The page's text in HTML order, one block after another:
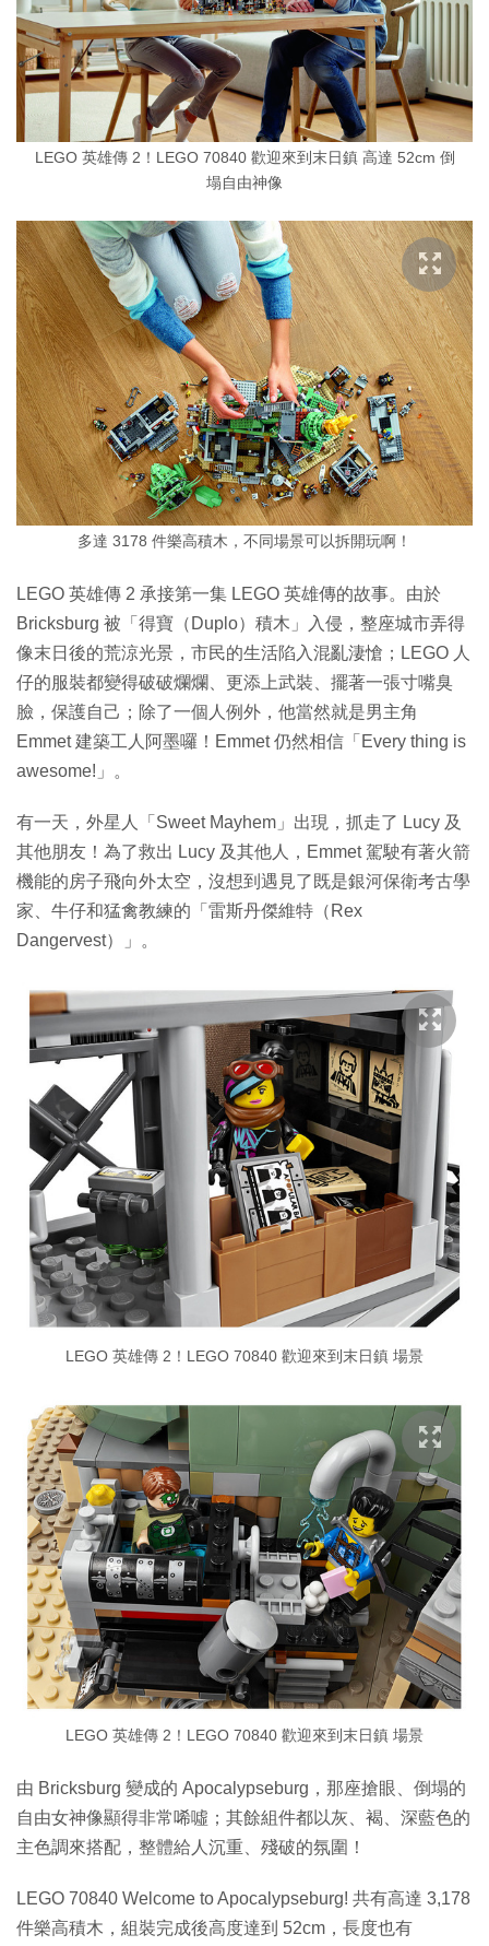
LEGO 英雄傳 2！LEGO 70840 歡迎來到末日鎮 高達 52cm 倒
塌自由神像
多達 3178 件樂高積木，不同場景可以拆開玩啊！
LEGO 英雄傳 2 承接第一集 LEGO 英雄傳的故事。由於
Bricksburg 被「得寶（Duplo）積木」入侵，整座城市弄得
像末日後的荒涼光景，市民的生活陷入混亂淒愴；LEGO 人
仔的服裝都變得破破爛爛、更添上武裝、擺著一張寸嘴臭
臉，保護自己；除了一個人例外，他當然就是男主角
Emmet 建築工人阿墨囉！Emmet 仍然相信「Every thing is
awesome!」。
有一天，外星人「Sweet Mayhem」出現，抓走了 Lucy 及
其他朋友！為了救出 Lucy 及其他人，Emmet 駕駛有著火箭
機能的房子飛向外太空，沒想到遇見了既是銀河保衛考古學
家、牛仔和猛禽教練的「雷斯丹傑維特（Rex
Dangervest）」。
LEGO 英雄傳 2！LEGO 70840 歡迎來到末日鎮 場景
LEGO 英雄傳 2！LEGO 70840 歡迎來到末日鎮 場景
由 Bricksburg 變成的 Apocalypseburg，那座搶眼、倒塌的
自由女神像顯得非常唏噓；其餘組件都以灰、褐、深藍色的
主色調來搭配，整體給人沉重、殘破的氛圍！
LEGO 70840 Welcome to Apocalypseburg! 共有高達 3,178
件樂高積木，組裝完成後高度達到 52cm，長度也有